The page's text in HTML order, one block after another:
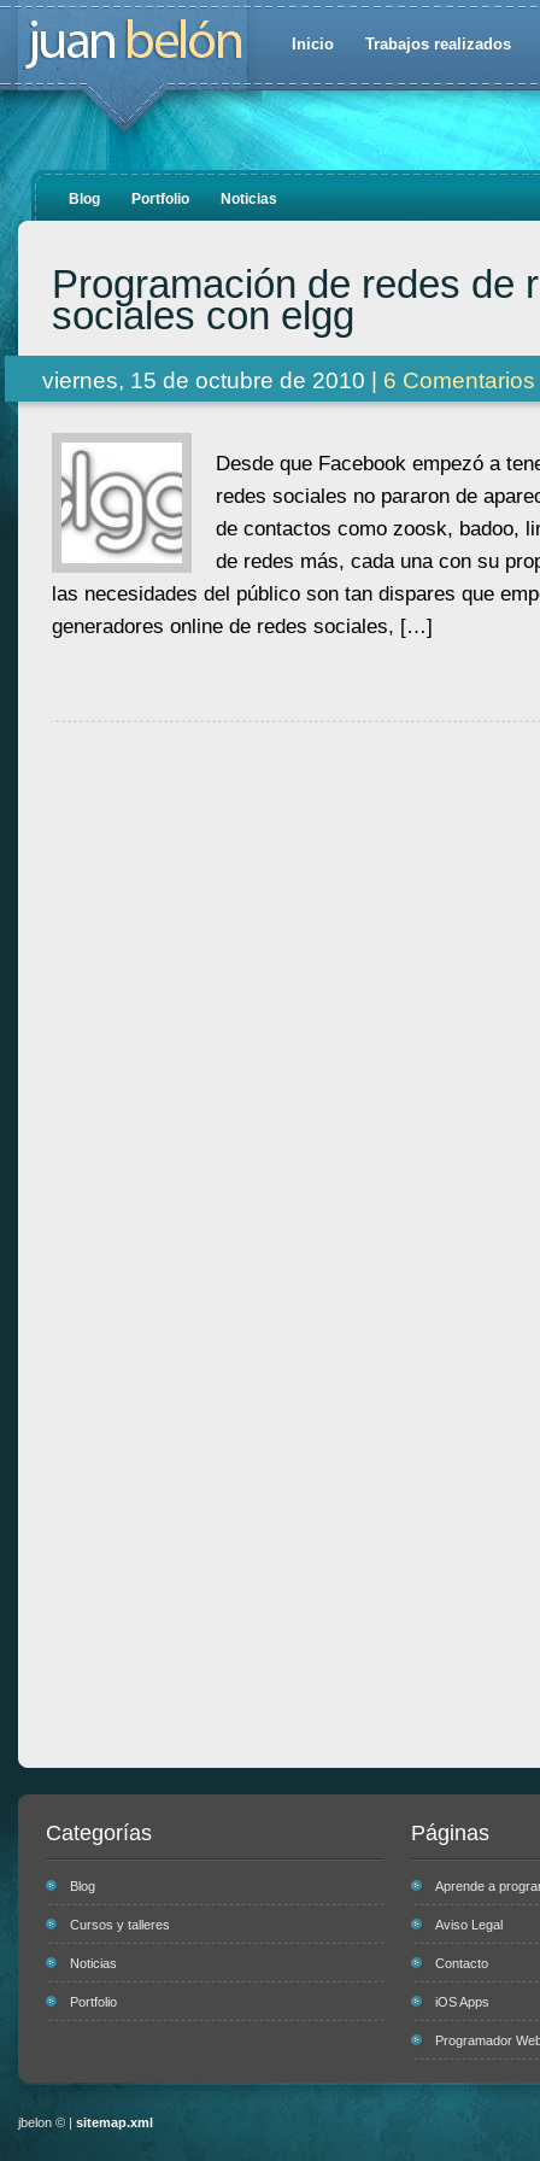
Inicio Trabajos realizados
Blog Portfolio Noticias
Programación de redes de
sociales con elgg
viernes, 15 de octubre de 2010 | 6 Comentarios
Desde que Facebook empezó a
redes sociales no pararon de
de contactos como zoosk, badoo,
de redes más, cada una con su
las necesidades del público son tan dispares que
generadores online de redes sociales, […]
Categorías
Blog
Cursos y talleres
Noticias
Portfolio
Páginas
Aprende a
Aviso Legal
Contacto
iOS Apps
Programador
jbelon © | sitemap.xml